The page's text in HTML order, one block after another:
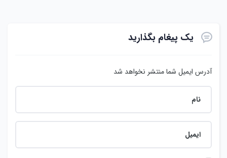
یک پیغام بگذارید
آدرس ایمیل شما منتشر نخواهد شد